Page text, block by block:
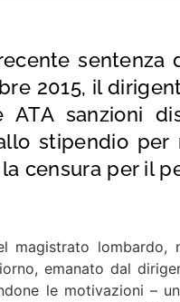
sentenza
2015, il
ATA sanzioni
stipendio
censura per il
magistrato lombardo,
emanato dal
le motivazioni –